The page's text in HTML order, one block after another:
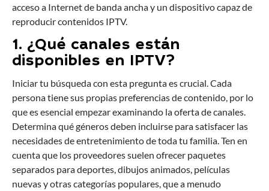
acceso a Internet de banda ancha y un dispositivo capaz de
reproducir contenidos IPTV.
1. ¿Qué canales están
disponibles en IPTV?
Iniciar tu búsqueda con esta pregunta es crucial. Cada
persona tiene sus propias preferencias de contenido, por lo
que es esencial empezar examinando la oferta de canales.
Determina qué géneros deben incluirse para satisfacer las
necesidades de entretenimiento de toda tu familia. Ten en
cuenta que los proveedores suelen ofrecer paquetes
separados para deportes, dibujos animados, películas
nuevas y otras categorías populares, que a menudo